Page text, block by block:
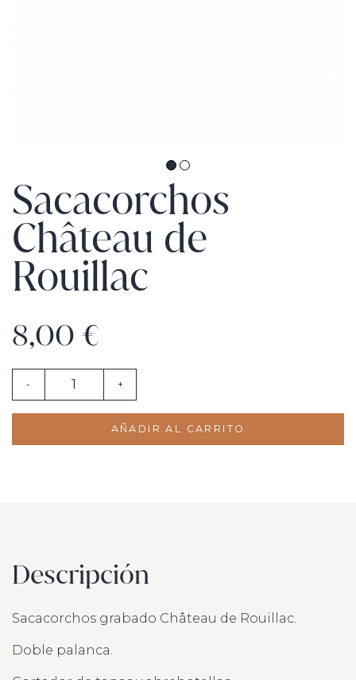
Sacacorchos
Château de
Rouillac
8,00 €
- +
AÑADIR AL CARRITO
Descripción
Sacacorchos grabado Château de Rouillac.
Doble palanca.